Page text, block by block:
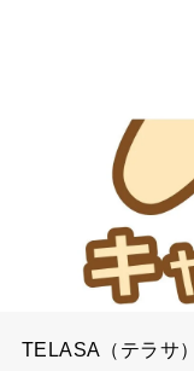
TELASA（テラサ